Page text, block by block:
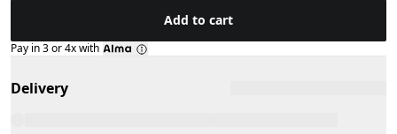
Add to cart
Pay in 3 or 4x with
Delivery